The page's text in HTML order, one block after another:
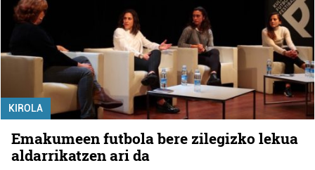
KIROLA
Emakumeen futbola bere zilegizko lekua
aldarrikatzen ari da